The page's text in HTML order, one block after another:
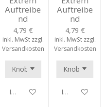
Auftreibe
nd
4,79 €
inkl. MwSt zzgl.
Versandkosten
In den Warenkorb
Auftreibe
nd
4,79 €
inkl. MwSt zzgl.
Versandkosten
In den